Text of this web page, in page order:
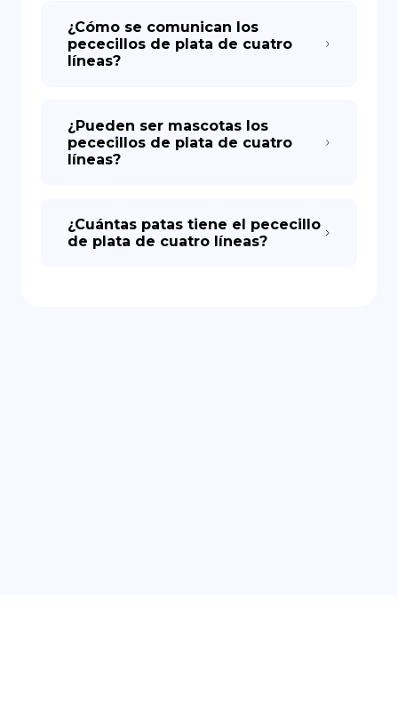
¿Cómo se comunican los
pececillos de plata de cuatro
líneas?
¿Pueden ser mascotas los
pececillos de plata de cuatro
líneas?
¿Cuántas patas tiene el pececillo
de plata de cuatro líneas?